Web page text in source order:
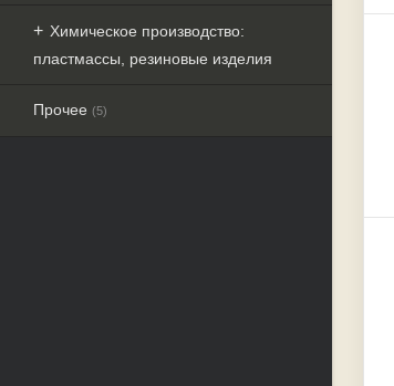
Химическое производство:
пластмассы, резиновые изделия
Прочее (5)